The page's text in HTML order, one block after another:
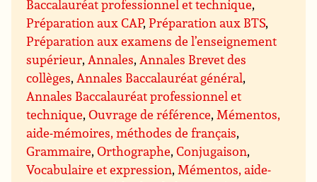
Baccalauréat professionnel et technique,
Préparation aux CAP,Préparation aux BTS,
Préparation aux examens de l’enseignement
supérieur, Annales, Annales Brevet des
collèges, Annales Baccalauréat général,
Annales Baccalauréat professionnel et
technique,Ouvrage de référence, Mémentos,
aide-mémoires, méthodes de français,
Grammaire,Orthographe,Conjugaison,
Vocabulaire et expression, Mémentos, aide-